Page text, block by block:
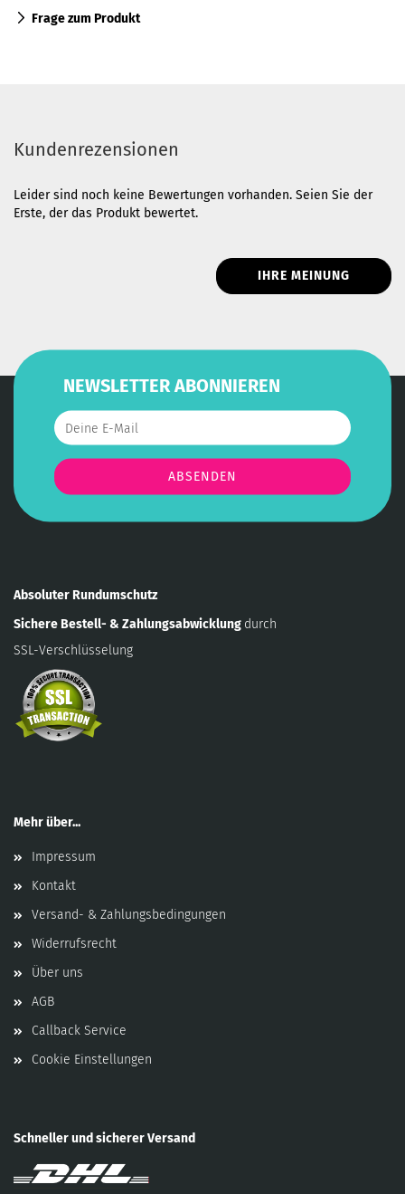
Frage zum Produkt
Kundenrezensionen
Leider sind noch keine Bewertungen vorhanden. Seien Sie der
Erste, der das Produkt bewertet.
IHRE MEINUNG
NEWSLETTER ABONNIEREN
Absoluter Rundumschutz
Sichere Bestell- & Zahlungsabwicklung durch
SSL-Verschlüsselung
Mehr über...
Impressum
Kontakt
Versand- & Zahlungsbedingungen
Widerrufsrecht
Über uns
AGB
Callback Service
Cookie Einstellungen
Schneller und sicherer Versand